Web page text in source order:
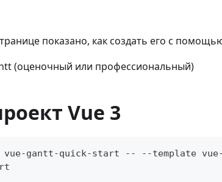
показано, как создать его с
(оценочный или профессиональный)
Vue 3
vue-gantt-quick-start -- --template